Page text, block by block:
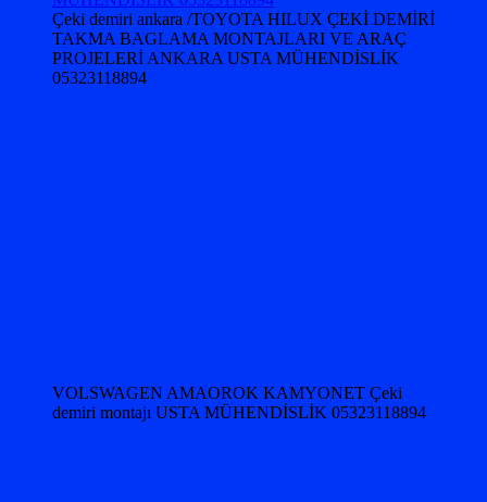
Çeki demiri ankara /TOYOTA HILUX ÇEKİ DEMİRİ
TAKMA BAGLAMA MONTAJLARI VE ARAÇ
PROJELERİ ANKARA USTA MÜHENDİSLİK
05323118894
VOLSWAGEN AMAOROK KAMYONET Çeki
demiri montajı USTA MÜHENDİSLİK 05323118894